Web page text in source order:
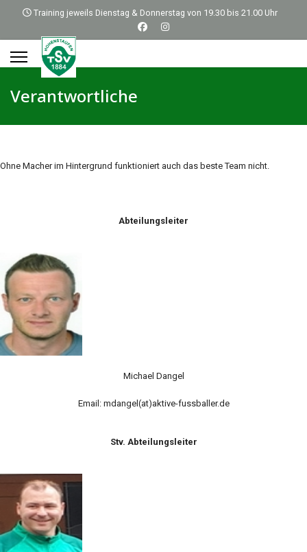
Training jeweils Dienstag & Donnerstag von 19.30 bis 21.00 Uhr
Verantwortliche
Ohne Macher im Hintergrund funktioniert auch das beste Team nicht.
Abteilungsleiter
Michael Dangel
Email: mdangel(at)aktive-fussballer.de
Stv. Abteilungsleiter